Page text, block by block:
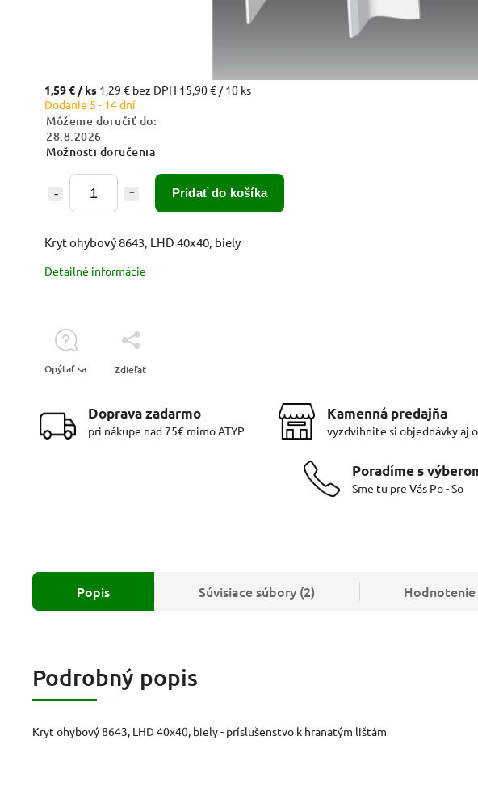
1,59 € / ks 1,29 € bez DPH 15,90 € / 10 ks
Dodanie 5 - 14 dní
Môžeme doručiť do:
28.8.2026
Možnosti doručenia
Pridať do košíka
Kryt ohybový 8643, LHD 40x40, biely
Detailné informácie
Opýtať sa Zdieľať
Doprava zadarmo
pri nákupe nad 75€ mimo ATYP
Kamenná predajňa
vyzdvihnite si objednávky aj
Poradíme s
Sme tu pre Vás Po - So
Popis Súvisiace súbory (2) Hodnotenie
Podrobný popis
Kryt ohybový 8643, LHD 40x40, biely - príslušenstvo k hranatým lištám